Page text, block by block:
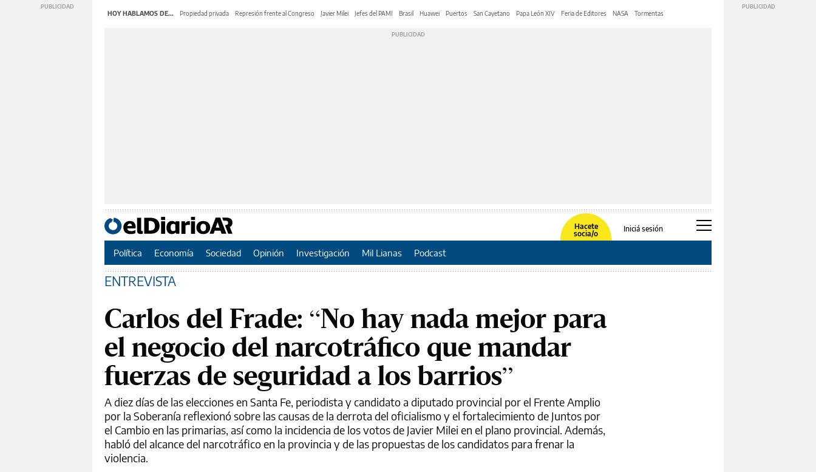
HOY HABLAMOS DE... Propiedad privada Represión frente al Congreso Javier Milei Jefes del PAMI Brasil Huawei Puertos San Cayetano Papa León XIV Feria de Editores NASA Tormentas
Hacete
socia/o
Iniciá sesión
Política Economía Sociedad Opinión Investigación Mil Lianas Podcast
ENTREVISTA
Carlos del Frade: “No hay nada mejor para
el negocio del narcotráfico que mandar
fuerzas de seguridad a los barrios”
A diez días de las elecciones en Santa Fe, periodista y candidato a diputado provincial por el Frente Amplio
por la Soberanía reflexionó sobre las causas de la derrota del oficialismo y el fortalecimiento de Juntos por
el Cambio en las primarias, así como la incidencia de los votos de Javier Milei en el plano provincial. Además,
habló del alcance del narcotráfico en la provincia y de las propuestas de los candidatos para frenar la
violencia.